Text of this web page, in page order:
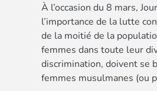
À l’occasion du 8 mars,
l’importance de la lutte
de la moitié de la
femmes dans toute leur
discrimination, doivent se
femmes musulmanes (ou